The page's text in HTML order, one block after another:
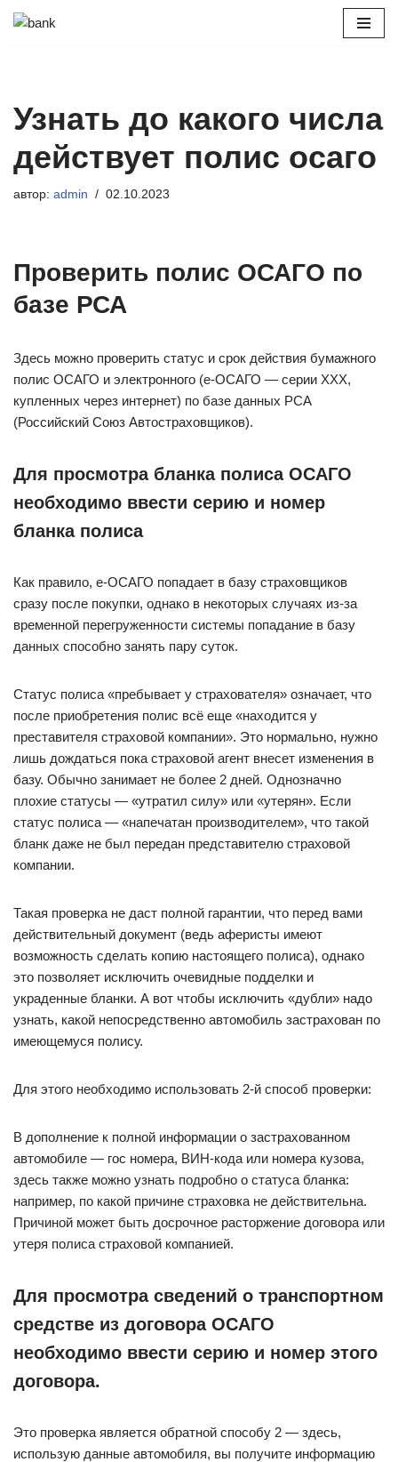
Узнать до какого числа
действует полис осаго
автор: admin 02.10.2023
Проверить полис ОСАГО по
базе РСА
Здесь можно проверить статус и срок действия бумажного
полис ОСАГО и электронного (е-ОСАГО — серии XXX,
купленных через интернет) по базе данных РСА
(Российский Союз Автостраховщиков).
Для просмотра бланка полиса ОСАГО
необходимо ввести серию и номер
бланка полиса
Как правило, е-ОСАГО попадает в базу страховщиков
сразу после покупки, однако в некоторых случаях из-за
временной перегруженности системы попадание в базу
данных способно занять пару суток.
Статус полиса «пребывает у страхователя» означает, что
после приобретения полис всё еще «находится у
преставителя страховой компании». Это нормально, нужно
лишь дождаться пока страховой агент внесет изменения в
базу. Обычно занимает не более 2 дней. Однозначно
плохие статусы — «утратил силу» или «утерян». Если
статус полиса — «напечатан производителем», что такой
бланк даже не был передан представителю страховой
компании.
Такая проверка не даст полной гарантии, что перед вами
действительный документ (ведь аферисты имеют
возможность сделать копию настоящего полиса), однако
это позволяет исключить очевидные подделки и
украденные бланки. А вот чтобы исключить «дубли» надо
узнать, какой непосредственно автомобиль застрахован по
имеющемуся полису.
Для этого необходимо использовать 2-й способ проверки:
В дополнение к полной информации о застрахованном
автомобиле — гос номера, ВИН-кода или номера кузова,
здесь также можно узнать подробно о статуса бланка:
например, по какой причине страховка не действительна.
Причиной может быть досрочное расторжение договора или
утеря полиса страховой компанией.
Для просмотра сведений о транспортном
средстве из договора ОСАГО
необходимо ввести серию и номер этого
договора.
Это проверка является обратной способу 2 — здесь,
использую данные автомобиля, вы получите информацию